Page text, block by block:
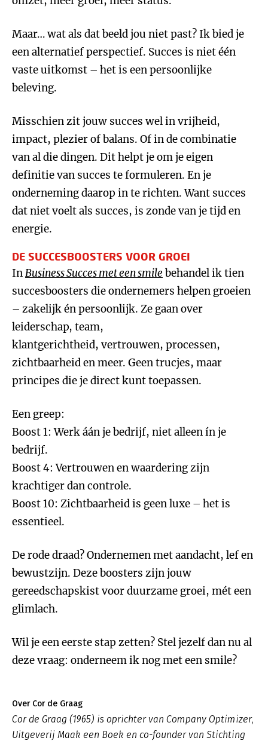
Maar… wat als dat beeld jou niet past? Ik bied je
een alternatief perspectief. Succes is niet één
vaste uitkomst – het is een persoonlijke
beleving.
Misschien zit jouw succes wel in vrijheid,
impact, plezier of balans. Of in de combinatie
van al die dingen. Dit helpt je om je eigen
definitie van succes te formuleren. En je
onderneming daarop in te richten. Want succes
dat niet voelt als succes, is zonde van je tijd en
energie.
DE SUCCESBOOSTERS VOOR GROEI
InBusiness Succesmet een smile behandel ik tien
succesboosters die ondernemers helpen groeien
– zakelijk én persoonlijk. Ze gaan over
leiderschap, team,
klantgerichtheid, vertrouwen, processen,
zichtbaarheid en meer. Geen trucjes, maar
principes die je direct kunt toepassen.
Een greep:
Boost 1: Werk áán je bedrijf, niet alleen ín je
bedrijf.
Boost 4: Vertrouwen en waardering zijn
krachtiger dan controle.
Boost 10: Zichtbaarheid is geen luxe – het is
essentieel.
De rode draad? Ondernemen met aandacht, lef en
bewustzijn. Deze boosters zijn jouw
gereedschapskist voor duurzame groei, mét een
glimlach.
Wil je een eerste stap zetten? Stel jezelf dan nu al
deze vraag: onderneem ik nog met een smile?
Over Cor de Graag
Cor de Graag (1965) is oprichter van Company Optimizer,
Uitgeverij Maak een Boek en co-founder van Stichting